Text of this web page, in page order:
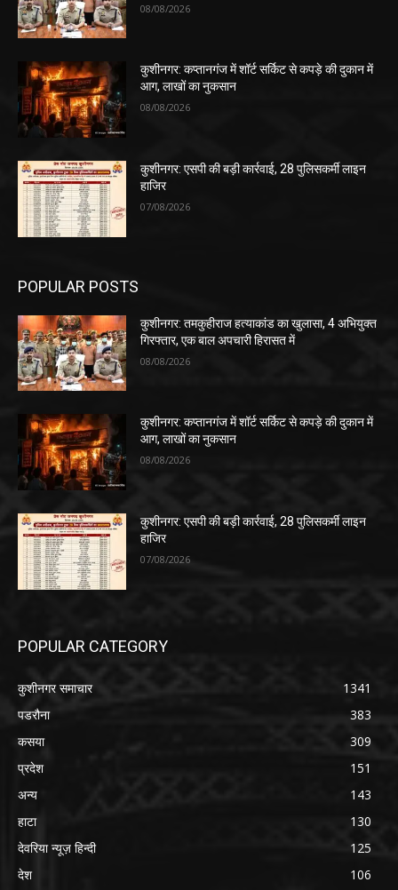
08/08/2026
कुशीनगर: कप्तानगंज में शॉर्ट सर्किट से कपड़े की दुकान में
आग, लाखों का नुकसान
08/08/2026
कुशीनगर: एसपी की बड़ी कार्रवाई, 28 पुलिसकर्मी लाइन
हाजिर
07/08/2026
POPULAR POSTS
कुशीनगर: तमकुहीराज हत्याकांड का खुलासा, 4 अभियुक्त
गिरफ्तार, एक बाल अपचारी हिरासत में
08/08/2026
कुशीनगर: कप्तानगंज में शॉर्ट सर्किट से कपड़े की दुकान में
आग, लाखों का नुकसान
08/08/2026
कुशीनगर: एसपी की बड़ी कार्रवाई, 28 पुलिसकर्मी लाइन
हाजिर
07/08/2026
POPULAR CATEGORY
कुशीनगर समाचार
1341
पडरौना
383
कसया
309
प्रदेश
151
अन्य
143
हाटा
130
देवरिया न्यूज़ हिन्दी
125
देश
106